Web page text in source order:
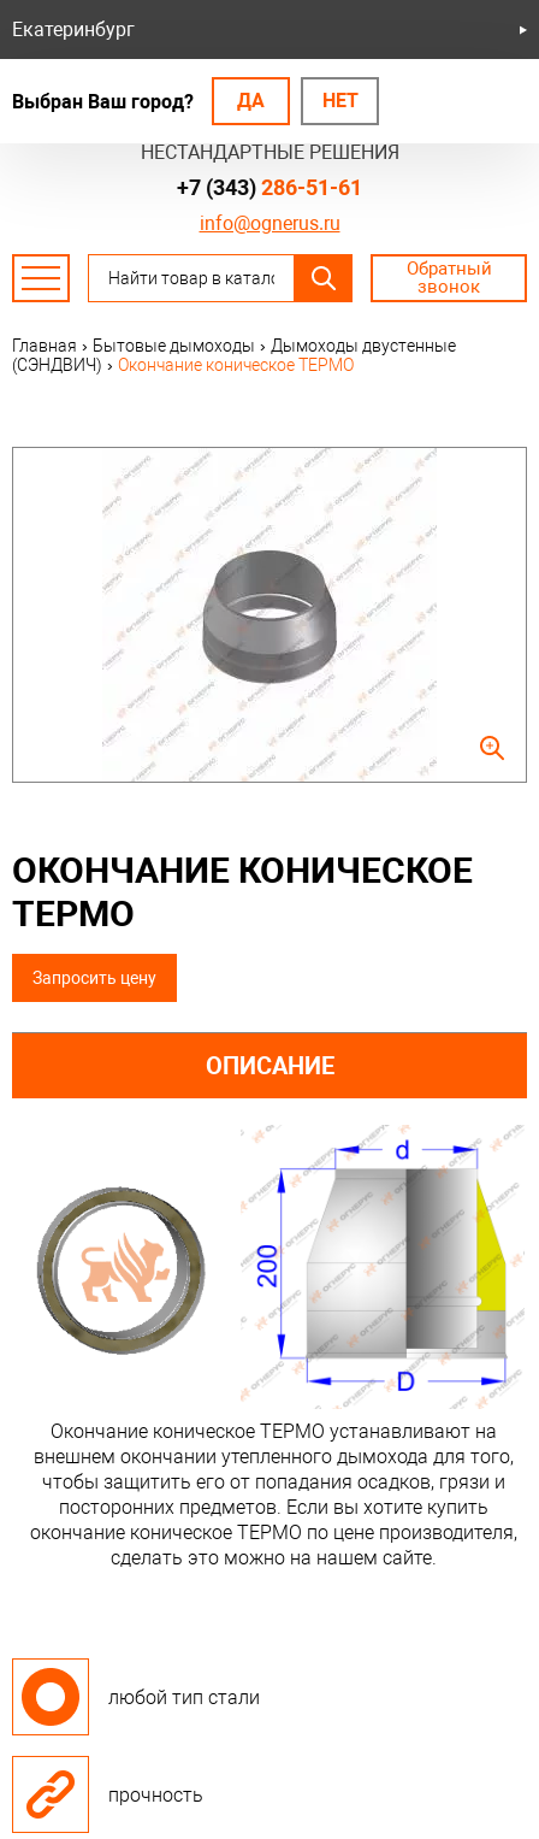
БЕЗОПАСНЫЕ СИСТЕМЫ
НЕСТАНДАРТНЫЕ РЕШЕНИЯ
Екатеринбург
Выбран Ваш город? ДА НЕТ
info@ognerus.ru
+7 (343)286-51-61
Обратный
звонок
Главная › Бытовые дымоходы › Дымоходы двустенные
(СЭНДВИЧ) › Окончание коническое ТЕРМО
ОКОНЧАНИЕ КОНИЧЕСКОЕ
ТЕРМО
Запросить цену
ОПИСАНИЕ
Окончание коническое ТЕРМО устанавливают на
внешнем окончании утепленного дымохода для того,
чтобы защитить его от попадания осадков, грязи и
посторонних предметов. Если вы хотите купить
окончание коническое ТЕРМО по цене производителя,
сделать это можно на нашем сайте.
любой тип стали
прочность